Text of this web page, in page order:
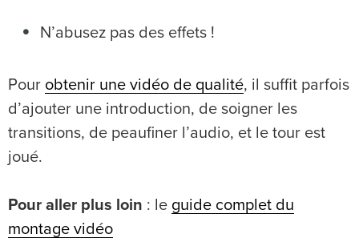
N’abusez pas des effets !
Pour obtenir une vidéo de qualité, il suffit parfois
d’ajouter une introduction, de soigner les
transitions, de peaufiner l’audio, et le tour est
joué.
Pour aller plus loin : le guide complet du
montage vidéo